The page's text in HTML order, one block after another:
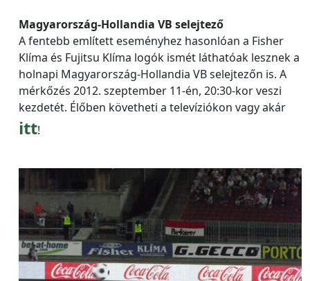
Magyarország-Hollandia VB selejtező
A fentebb említett eseményhez hasonlóan a Fisher
Klíma és Fujitsu Klíma logók ismét láthatóak lesznek a
holnapi Magyarország-Hollandia VB selejtezőn is. A
mérkőzés 2012. szeptember 11-én, 20:30-kor veszi
kezdetét. Élőben követheti a televíziókon vagy akár
itt!